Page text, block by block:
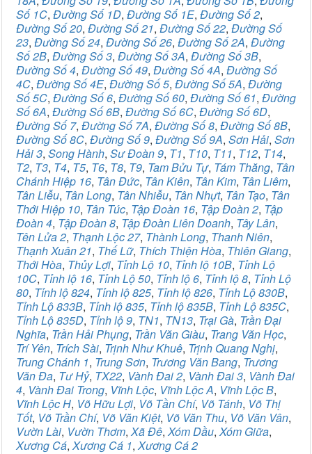
Số 1C, Đường Số 1D, Đường Số 1E, Đường Số 2,
Đường Số 20, Đường Số 21, Đường Số 22, Đường Số
23, Đường Số 24, Đường Số 26, Đường Số 2A, Đường
Số 2B, Đường Số 3, Đường Số 3A, Đường Số 3B,
Đường Số 4, Đường Số 49, Đường Số 4A, Đường Số
4C, Đường Số 4E, Đường Số 5, Đường Số 5A, Đường
Số 5C, Đường Số 6, Đường Số 60, Đường Số 61, Đường
Số 6A, Đường Số 6B, Đường Số 6C, Đường Số 6D,
Đường Số 7, Đường Số 7A, Đường Số 8, Đường Số 8B,
Đường Số 8C, Đường Số 9, Đường Số 9A, Sơn Hải, Sơn
Hải 3, Song Hành, Sư Đoàn 9, T1, T10, T11, T12, T14,
T2, T3, T4, T5, T6, T8, T9, Tam Bửu Tự, Tám Thăng, Tân
Chánh Hiệp 16, Tân Đức, Tân Kiên, Tân Kim, Tân Liêm,
Tân Liễu, Tân Long, Tân Nhiễu, Tân Nhựt, Tân Tạo, Tân
Thới Hiệp 10, Tân Túc, Tập Đoàn 16, Tập Đoàn 2, Tập
Đoàn 4, Tập Đoàn 8, Tập Đoàn Liên Doanh, Tây Lân,
Tên Lửa 2, Thạnh Lộc 27, Thành Long, Thanh Niên,
Thạnh Xuân 21, Thế Lữ, Thích Thiện Hòa, Thiên Giang,
Thới Hòa, Thủy Lợi, Tỉnh Lộ 10, Tỉnh lộ 10B, Tỉnh Lộ
10C, Tỉnh lộ 16, Tỉnh Lộ 50, Tỉnh lộ 6, Tỉnh lộ 8, Tỉnh Lộ
80, Tỉnh lộ 824, Tỉnh lộ 825, Tỉnh lộ 826, Tỉnh Lộ 830B,
Tỉnh Lộ 833B, Tỉnh lộ 835, Tỉnh lộ 835B, Tỉnh Lộ 835C,
Tỉnh Lộ 835D, Tỉnh lộ 9, TN1, TN13, Trại Gà, Trần Đại
Nghĩa, Trần Hải Phụng, Trần Văn Giàu, Trang Văn Học,
Trí Yên, Trích Sài, Trịnh Như Khuê, Trịnh Quang Nghị,
Trung Chánh 1, Trung Sơn, Trương Văn Bang, Trương
Văn Đa, Tư Hỷ, TX22, Vành Đai 2, Vành Đai 3, Vành Đai
4, Vành Đai Trong, Vĩnh Lộc, Vĩnh Lộc A, Vĩnh Lộc B,
Vĩnh Lộc H, Võ Hữu Lợi, Võ Tần Chí, Võ Tánh, Võ Thị
Tốt, Võ Trần Chí, Võ Văn Kiệt, Võ Văn Thu, Võ Văn Vân,
Vườn Lài, Vườn Thơm,Xã Đê,Xóm Dầu,Xóm Giữa,
Xương Cá,Xương Cá 1,Xương Cá 2